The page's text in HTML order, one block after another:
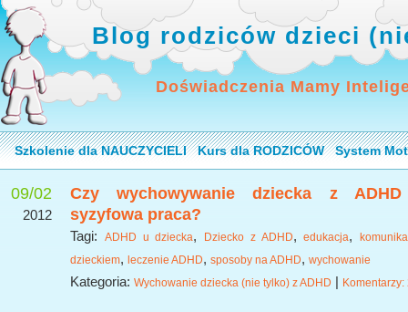
Blog rodziców dzieci
Doświadczenia Mamy
Szkolenie dla NAUCZYCIELI Kurs dla RODZICÓW System
09/02
2012
Czy wychowywanie dziecka z
syzyfowa praca?
Tagi: ADHD u dziecka, Dziecko z ADHD,edukacja,
dzieckiem, leczenie ADHD, sposoby na ADHD, wychowanie
Kategoria: Wychowanie dziecka (nie tylko) z ADHD | Komentarzy: